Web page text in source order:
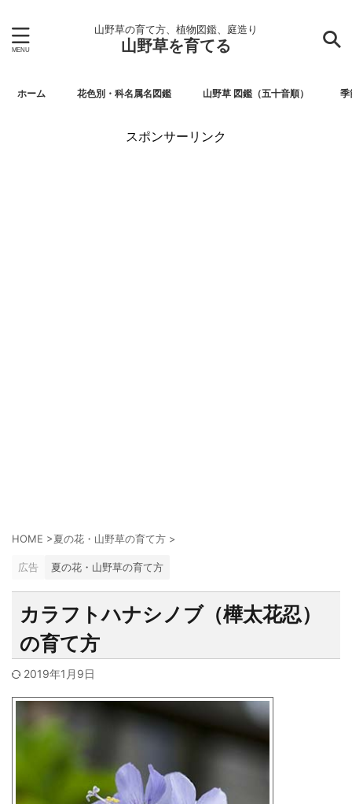
山野草の育て方、植物図鑑、庭造り
山野草を育てる
ホーム 花色別・科名属名図鑑 山野草 図鑑（五十音順） 季
スポンサーリンク
HOME >夏の花・山野草の育て方 >
広告 夏の花・山野草の育て方
カラフトハナシノブ（樺太花忍）
の育て方
2019年1月9日